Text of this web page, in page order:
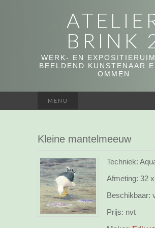
BRINK
WERK- EN
BEELDEND KUNSTENAAR
OMMEN
MENU
Kleine mantelmeeuw
Techniek:
Afmeting: 32
Beschikbaar:
Prijs: nvt